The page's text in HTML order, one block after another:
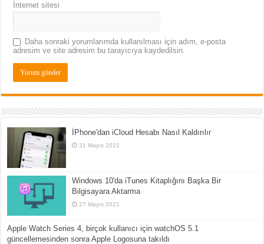
İnternet sitesi
Daha sonraki yorumlarımda kullanılması için adım, e-posta
adresim ve site adresim bu tarayıcıya kaydedilsin.
İPhone'dan iCloud Hesabı Nasıl Kaldırılır
31 Mayıs 2021
Windows 10'da iTunes Kitaplığını Başka Bir
Bilgisayara Aktarma
27 Mayıs 2021
Apple Watch Series 4, birçok kullanıcı için watchOS 5.1
güncellemesinden sonra Apple Logosuna takıldı